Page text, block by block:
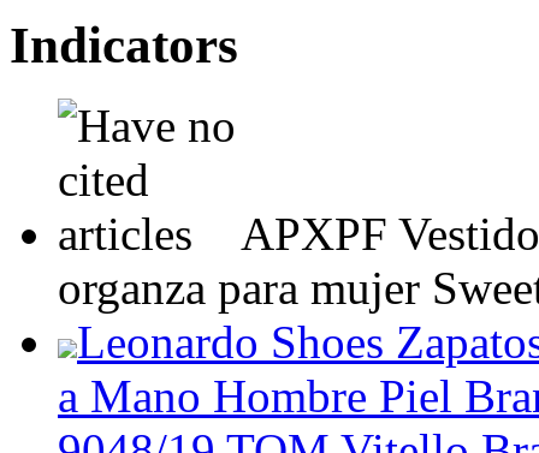
Indicators
APXPF
organza para mujer
Leonardo Shoes
a Mano Hombre Piel